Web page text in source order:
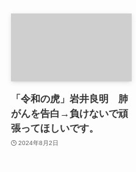
「令和の虎」岩井良明 肺
がんを告白→負けないで頑
張ってほしいです。
2024年8月2日